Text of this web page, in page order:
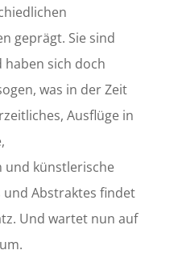
geprägt. Sie sind
sich doch
was in der Zeit
Ausflüge in
und künstlerische
Abstraktes findet
Und wartet nun auf